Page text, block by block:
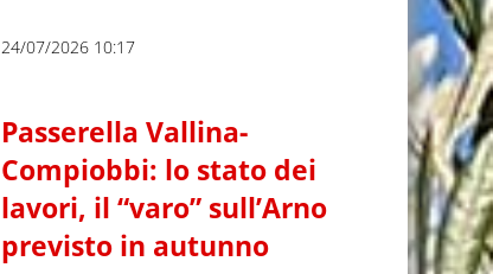
24/07/2026 10:17
Passerella Vallina-
Compiobbi: lo stato dei
lavori, il “varo” sull’Arno
previsto in autunno